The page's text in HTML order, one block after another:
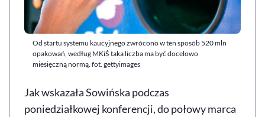
Od startu systemu kaucyjnego zwrócono w ten sposób 520 mln
opakowań, według MKiŚ taka liczba ma być docelowo
miesięczną normą. fot. gettyimages
Jak wskazała Sowińska podczas
poniedziałkowej konferencji, do połowy marca